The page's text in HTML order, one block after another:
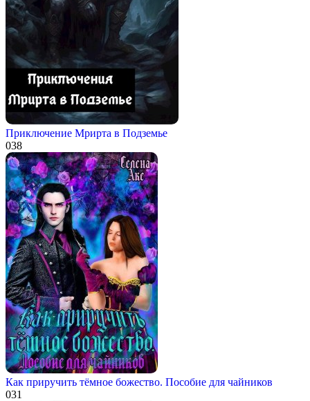
Приключение Мрирта в Подземье
038
Как приручить тёмное божество. Пособие для чайников
031